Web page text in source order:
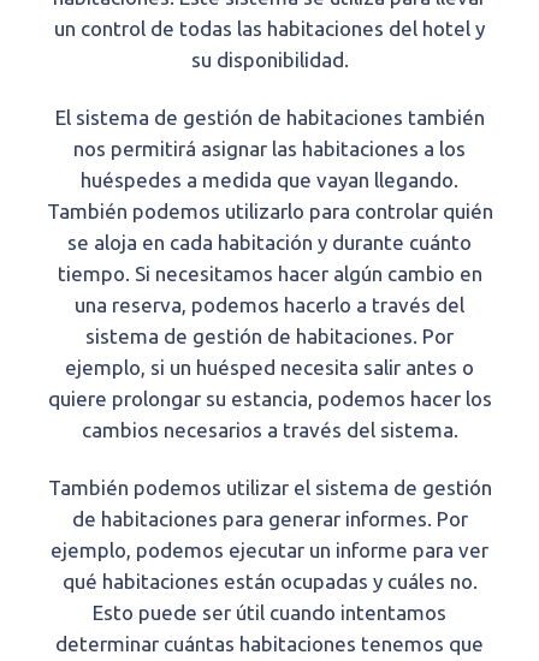
un control de todas las habitaciones del hotel y
su disponibilidad.
El sistema de gestión de habitaciones también
nos permitirá asignar las habitaciones a los
huéspedes a medida que vayan llegando.
También podemos utilizarlo para controlar quién
se aloja en cada habitación y durante cuánto
tiempo. Si necesitamos hacer algún cambio en
una reserva, podemos hacerlo a través del
sistema de gestión de habitaciones. Por
ejemplo, si un huésped necesita salir antes o
quiere prolongar su estancia, podemos hacer los
cambios necesarios a través del sistema.
También podemos utilizar el sistema de gestión
de habitaciones para generar informes. Por
ejemplo, podemos ejecutar un informe para ver
qué habitaciones están ocupadas y cuáles no.
Esto puede ser útil cuando intentamos
determinar cuántas habitaciones tenemos que